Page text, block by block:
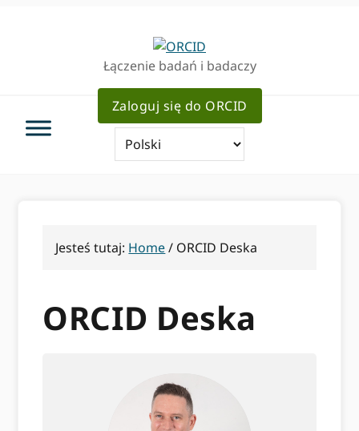
Łączenie badań i badaczy
Zaloguj się do ORCID
Jesteś tutaj: Home/ ORCID Deska
ORCID Deska